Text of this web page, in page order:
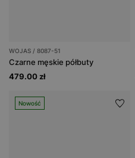
WOJAS / 8087-51
Czarne męskie półbuty
479.00 zł
Nowość